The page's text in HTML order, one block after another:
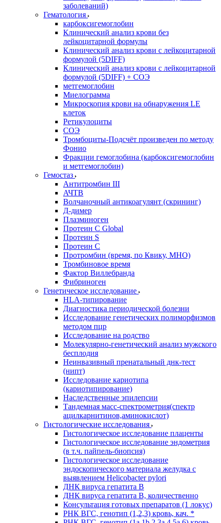
заболеваний)
Гематология
карбоксигемоглобин
Клинический анализ крови без
лейкоцитарной формулы
Клинический анализ крови с лейкоцитарной
формулой (5DIFF)
Клинический анализ крови с лейкоцитарной
формулой (5DIFF) + СОЭ
метгемоглобин
Миелограмма
Микроскопия крови на обнаружения LE
клеток
Ретикулоциты
СОЭ
Тромбоциты-Подсчёт произведен по методу
Фонио
Фракции гемоглобина (карбоксигемоглобин
и метгемоглобин)
Гемостаз
Антитромбин III
АЧТВ
Волчаночный антикоагулянт (скрининг)
Д-димер
Плазминоген
Протеин C Global
Протеин S
Протеин С
Протромбин (время, по Квику, МНО)
Тромбиновое время
Фактор Виллебранда
Фибриноген
Генетическое исследование
HLA-типирование
Диагностика периодической болезни
Исследование генетических полиморфизмов
методом пцр
Исследование на родство
Молекулярно-генетический анализ мужского
бесплодия
Неинвазивный пренатальный днк-тест
(нипт)
Исследование кариотипа
(кариотипирование)
Наследственные эпилепсии
Тандемная масс-спектрометрия(спектр
ацилкарнитинов,аминокислот)
Гистологические исследования
Гистологическое исследование плаценты
Гистологическое исследование эндометрия
(в т.ч. пайпель-биопсия)
Гистологическое исследование
эндоскопического материала желудка с
выявлением Helicobacter pylori
ДНК вируса гепатита B
ДНК вируса гепатита B, количественно
Консультация готовых препаратов (1 локус)
РНК ВГC, генотип (1,2,3) кровь, кач. *